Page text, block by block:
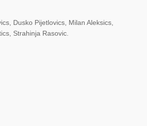
Dusko Pijetlovics, Milan Aleksics,
Strahinja Rasovic.